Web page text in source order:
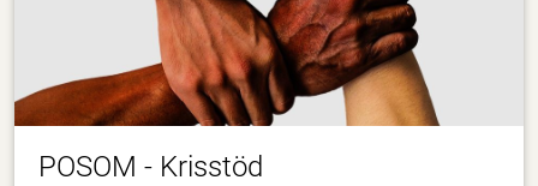
POSOM - Krisstöd